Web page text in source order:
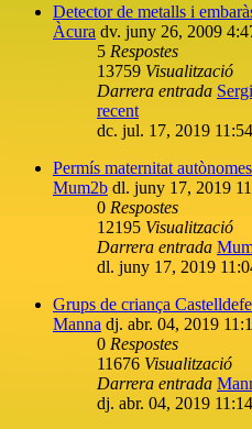
Detector de metalls i
Àcura dv. juny 26, 2009
5 Respostes
13759 Visualització
Darrera entrada
recent
dc. jul. 17, 2019
Permís maternitat autònomes
Mum2b dl. juny 17, 2019
0 Respostes
12195 Visualització
Darrera entrada
dl. juny 17, 2019
Grups de criança
Manna dj. abr. 04, 2019
0 Respostes
11676 Visualització
Darrera entrada
dj. abr. 04, 2019